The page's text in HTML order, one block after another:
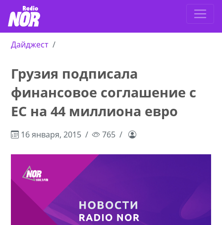
Дайджест
Грузия подписала
финансовое соглашение с
ЕС на 44 миллиона евро
16 января, 2015 765